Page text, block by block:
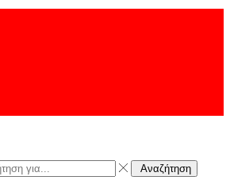
Αναζήτηση